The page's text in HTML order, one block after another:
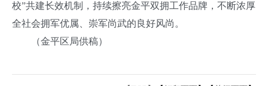
校”共建长效机制，持续擦亮金平双拥工作品牌，不断浓厚
全社会拥军优属、崇军尚武的良好风尚。
（金平区局供稿）